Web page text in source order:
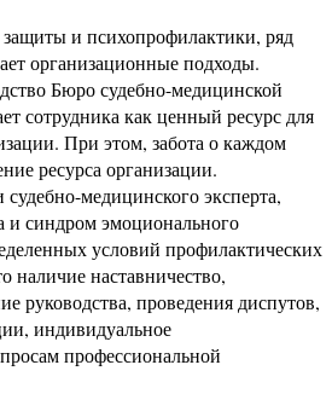
и психопрофилактики, ряд
организационные подходы.
Бюро судебно-медицинской
сотрудника как ценный ресурс для
При этом, забота о каждом
ресурса организации.
медицинского эксперта,
и синдром эмоционального
условий профилактических
наличие наставничество,
руководства, проведения диспутов,
индивидуальное
профессиональной